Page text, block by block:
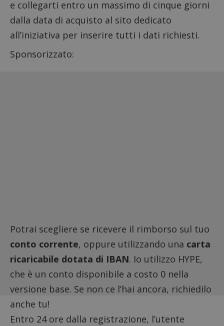
e collegarti entro un massimo di cinque giorni
dalla data di acquisto al sito dedicato
all’iniziativa per inserire tutti i dati richiesti.
Sponsorizzato:
Potrai scegliere se ricevere il rimborso sul tuo
conto corrente, oppure utilizzando una carta
ricaricabile dotata di IBAN. Io utilizzo HYPE,
che è un conto disponibile a costo 0 nella
versione base. Se non ce l’hai ancora, richiedilo
anche tu!
Entro 24 ore dalla registrazione, l’utente